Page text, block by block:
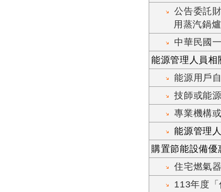
公告委託
用蒸汽鍋
中華民國
能源管理人員相
能源用戶
技師或能
專業機構
能源管理人
購置節能設備優
住宅燃氣
113年度